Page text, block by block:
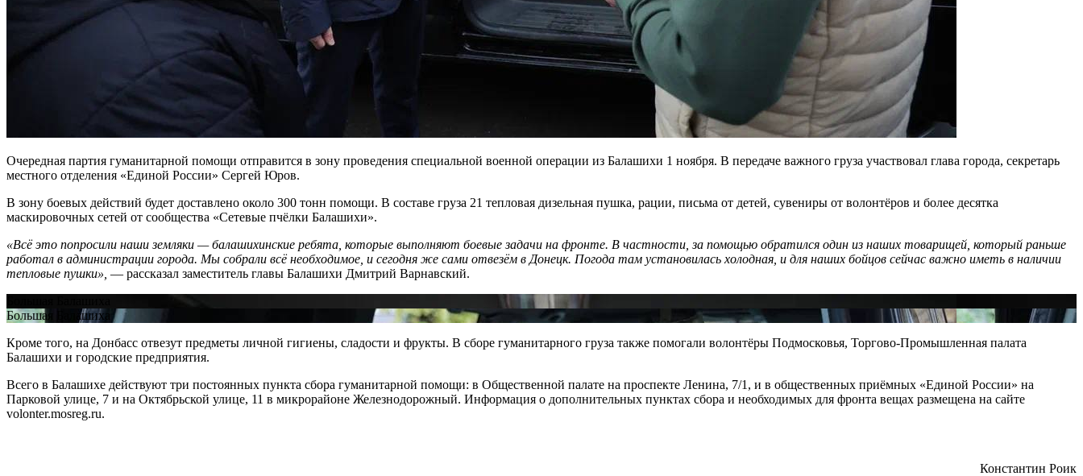
Очередная партия гуманитарной помощи отправится в зону проведения специальной военной операции из Балашихи 1 ноября. В передаче важного груза участвовал глава города, секретарь
местного отделения «Единой России» Сергей Юров.
В зону боевых действий будет доставлено около 300 тонн помощи. В составе груза 21 тепловая дизельная пушка, рации, письма от детей, сувениры от волонтёров и более десятка
маскировочных сетей от сообщества «Сетевые пчёлки Балашихи».
«Всё это попросили наши земляки — балашихинские ребята, которые выполняют боевые задачи на фронте. В частности, за помощью обратился один из наших товарищей, который раньше
работал в администрации города. Мы собрали всё необходимое, и сегодня же сами отвезём в Донецк. Погода там установилась холодная, и для наших бойцов сейчас важно иметь в наличии
тепловые пушки», — рассказал заместитель главы Балашихи Дмитрий Варнавский.
Большая Балашиха
Кроме того, на Донбасс отвезут предметы личной гигиены, сладости и фрукты. В сборе гуманитарного груза также помогали волонтёры Подмосковья, Торгово-Промышленная палата
Балашихи и городские предприятия.
Всего в Балашихе действуют три постоянных пункта сбора гуманитарной помощи: в Общественной палате на проспекте Ленина, 7/1, и в общественных приёмных «Единой России» на
Парковой улице, 7 и на Октябрьской улице, 11 в микрорайоне Железнодорожный. Информация о дополнительных пунктах сбора и необходимых для фронта вещах размещена на сайте
volonter.mosreg.ru.
Константин Роик